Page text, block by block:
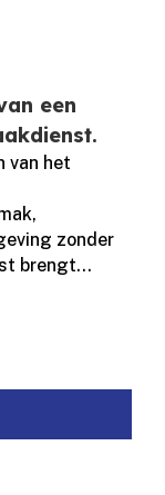
een
van het
zonder
brengt...